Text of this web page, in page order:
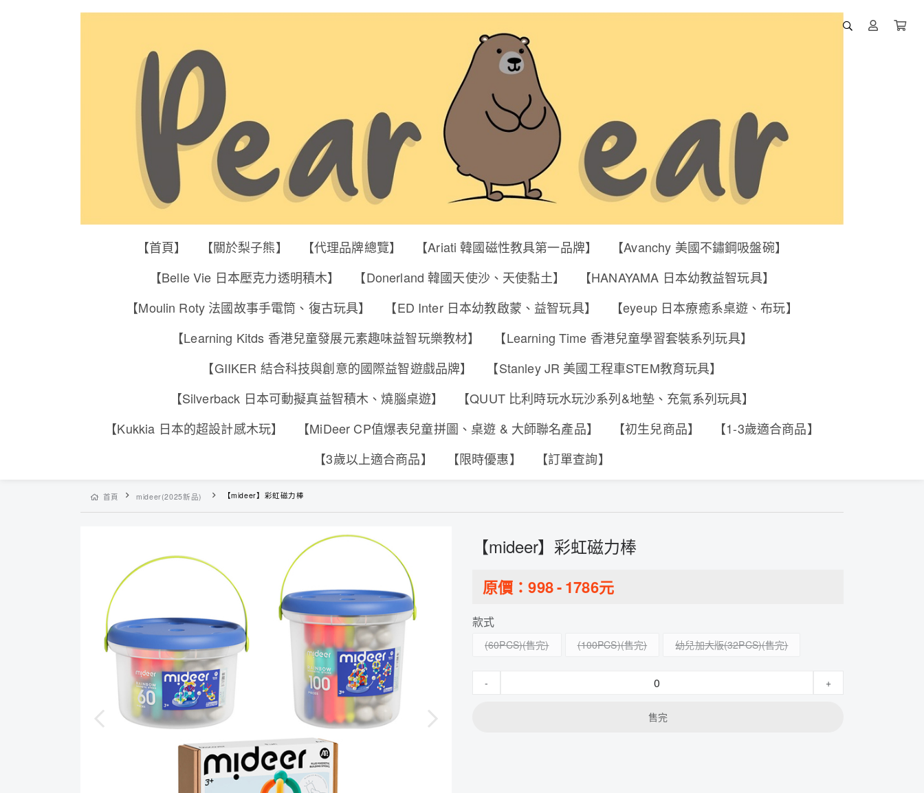
【首頁】 【關於梨子熊】 【代理品牌總覽】 【Ariati 韓國磁性教具第一品牌】
【Avanchy 美國不鏽鋼吸盤碗】
【Belle Vie 日本壓克力透明積木】
【Donerland 韓國天使沙、天使黏土】
【HANAYAMA 日本幼教益智玩具】
【Moulin Roty 法國故事手電筒、復古玩具】
【ED Inter 日本幼教啟蒙、益智玩具】
【eyeup 日本療癒系桌遊、布玩】
【Learning Kitds 香港兒童發展元素趣味益智玩樂教材】
【Learning Time 香港兒童學習套裝系列玩具】
【GIIKER 結合科技與創意的國際益智遊戲品牌】
【Stanley JR 美國工程車STEM教育玩具】
【Silverback 日本可動擬真益智積木、燒腦桌遊】
【QUUT 比利時玩水玩沙系列&地墊、充氣系列玩具】
【Kukkia 日本的超設計感木玩】
【MiDeer CP值爆表兒童拼圖、桌遊 & 大師聯名產品】 【初生兒商品】
【1-3歲適合商品】
【3歲以上適合商品】
【限時優惠】 【訂單查詢】
首頁 mideer(2025新品) 【mideer】彩虹磁力棒
【mideer】彩虹磁力棒
原價：998-1786元
款式
(60PCS) (100PCS) 幼兒加大版(32PCS)
- +
售完